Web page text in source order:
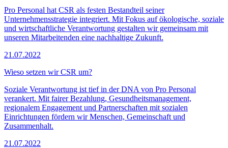
Pro Personal hat CSR als festen Bestandteil seiner
Unternehmensstrategie integriert. Mit Fokus auf ökologische, soziale
und wirtschaftliche Verantwortung gestalten wir gemeinsam mit
unseren Mitarbeitenden eine nachhaltige Zukunft.
21.07.2022
Wieso setzen wir CSR um?
Soziale Verantwortung ist tief in der DNA von Pro Personal
verankert. Mit fairer Bezahlung, Gesundheitsmanagement,
regionalem Engagement und Partnerschaften mit sozialen
Einrichtungen fördern wir Menschen, Gemeinschaft und
Zusammenhalt.
21.07.2022